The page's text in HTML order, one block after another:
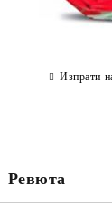
Изпрати
Ревюта